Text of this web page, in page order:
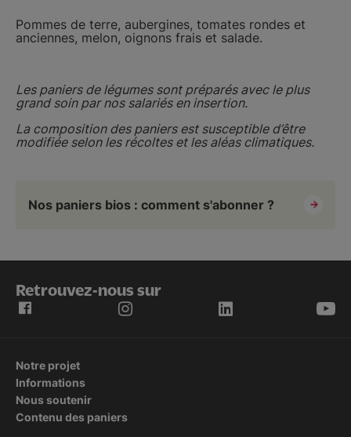
Pommes de terre, aubergines, tomates rondes et
anciennes, melon, oignons frais et salade.
Les paniers de légumes sont préparés avec le plus
grand soin par nos salariés en insertion.
La composition des paniers est susceptible d’être
modifiée selon les récoltes et les aléas climatiques.
Nos paniers bios : comment s'abonner ?
Retrouvez-nous sur
Notre projet
Informations
Nous soutenir
Contenu des paniers